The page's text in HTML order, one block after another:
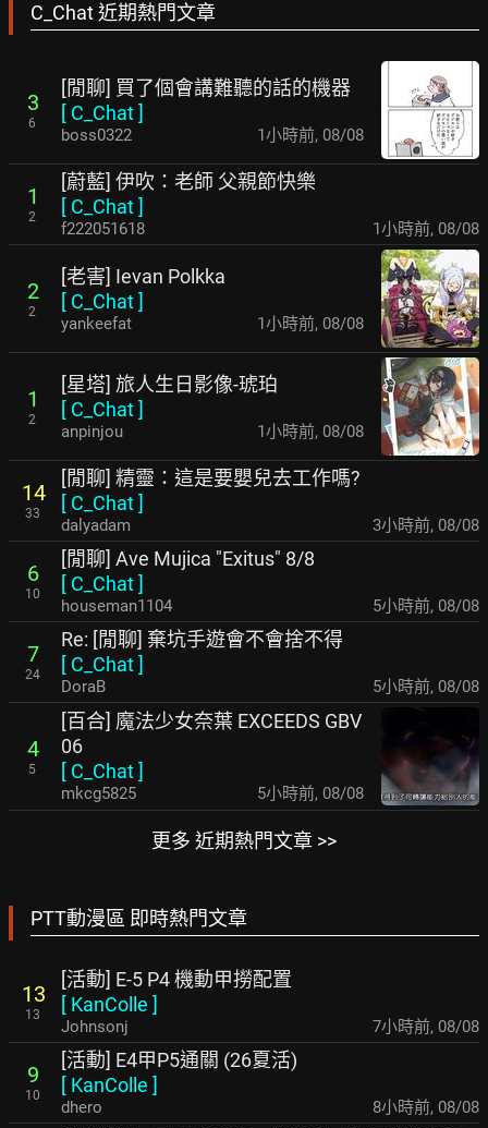
C_Chat 近期熱門文章
3
6
[閒聊] 買了個會講難聽的話的機器
[ C_Chat]
boss0322 1小時前, 08/08
1
2
[蔚藍] 伊吹：老師 父親節快樂
[ C_Chat]
f222051618 1小時前, 08/08
2
2
[老害] Ievan Polkka
[ C_Chat]
yankeefat 1小時前, 08/08
1
2
[星塔] 旅人生日影像-琥珀
[ C_Chat]
anpinjou 1小時前, 08/08
14
33
[閒聊] 精靈：這是要嬰兒去工作嗎?
[ C_Chat]
dalyadam 3小時前, 08/08
6
10
[閒聊] Ave Mujica "Exitus" 8/8
[ C_Chat]
houseman1104 5小時前, 08/08
7
24
Re: [閒聊] 棄坑手遊會不會捨不得
[ C_Chat]
DoraB 5小時前, 08/08
4
5
[百合] 魔法少女奈葉 EXCEEDS GBV
06
[ C_Chat]
mkcg5825 5小時前, 08/08
更多 近期熱門文章 >>
PTT動漫區 即時熱門文章
13
13
[活動] E-5 P4 機動甲撈配置
[ KanColle ]
Johnsonj 7小時前, 08/08
9
10
[活動] E4甲P5通關 (26夏活)
[ KanColle ]
dhero 8小時前, 08/08